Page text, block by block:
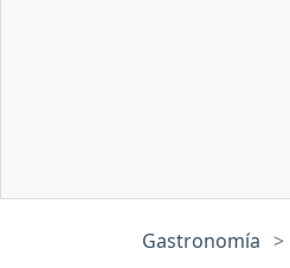
Gastronomía